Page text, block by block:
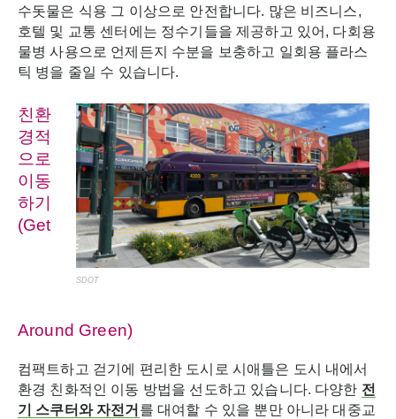
수돗물은 식용 그 이상으로 안전합니다. 많은 비즈니스,
호텔 및 교통 센터에는 정수기들을 제공하고 있어, 다회용
물병 사용으로 언제든지 수분을 보충하고 일회용 플라스
틱 병을 줄일 수 있습니다.
SDOT
친환
경적
으로
이동
하기
(Get
Around Green)
컴팩트하고 걷기에 편리한 도시로 시애틀은 도시 내에서
환경 친화적인 이동 방법을 선도하고 있습니다. 다양한 전
기 스쿠터와 자전거 를 대여할 수 있을 뿐만 아니라 대중교